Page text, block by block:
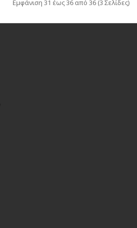
Εμφάνιση 31 έως 36 από 36 (3 Σελίδες)